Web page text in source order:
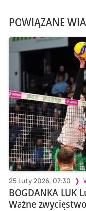
POWIĄZANE
25 Luty 2026, 07:30
BOGDANKA LUK
Ważne